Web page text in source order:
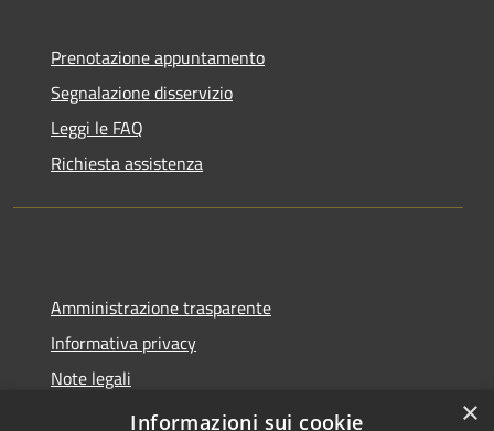
Prenotazione appuntamento
Segnalazione disservizio
Leggi le FAQ
Richiesta assistenza
Amministrazione trasparente
Informativa privacy
Note legali
Dichiarazione di accessibilità
×
Informazioni sui cookie